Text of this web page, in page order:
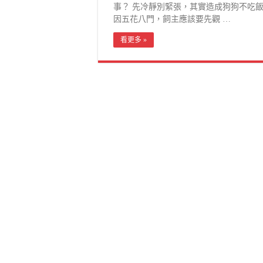
事？ 先冷靜別緊張，其實造成狗狗不吃
因五花八門，飼主應該要先觀 …
看更多 »